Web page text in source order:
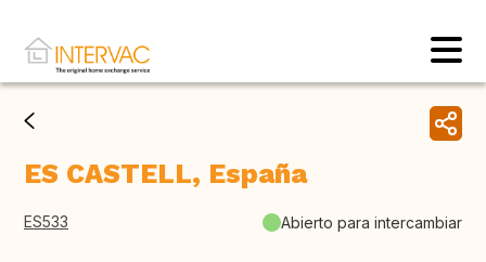
ES CASTELL, España
ES533 Abierto para intercambiar